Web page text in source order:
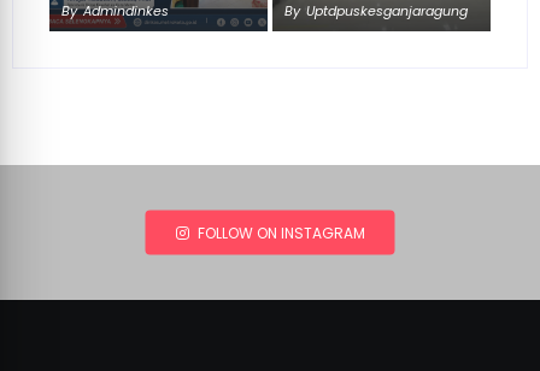
By Admindinkes By Uptdpuskesganjaragung
FOLLOW ON INSTAGRAM